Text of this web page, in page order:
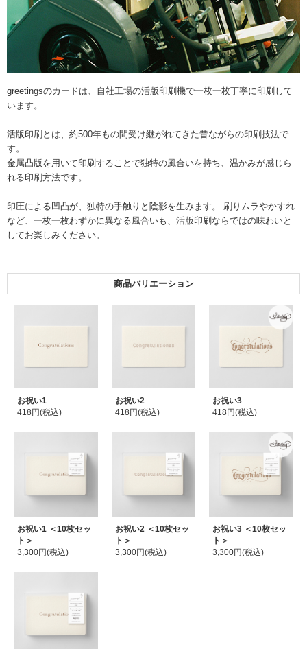
greetingsのカードは、自社工場の活版印刷機で一枚一枚丁寧に印刷して
います。
活版印刷とは、約500年もの間受け継がれてきた昔ながらの印刷技法で
す。
金属凸版を用いて印刷することで独特の風合いを持ち、温かみが感じら
れる印刷方法です。
印圧による凹凸が、独特の手触りと陰影を生みます。 刷りムラやかすれ
など、一枚一枚わずかに異なる風合いも、活版印刷ならではの味わいと
してお楽しみください。
商品バリエーション
お祝い1
418円(税込)
お祝い2
418円(税込)
お祝い3
418円(税込)
お祝い1 ＜10枚セッ
ト＞
3,300円(税込)
お祝い2 ＜10枚セッ
ト＞
3,300円(税込)
お祝い3 ＜10枚セッ
ト＞
3,300円(税込)